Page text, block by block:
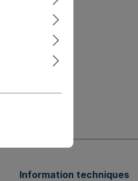
Information techniques